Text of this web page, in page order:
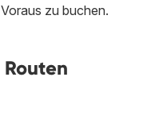
zu buchen.